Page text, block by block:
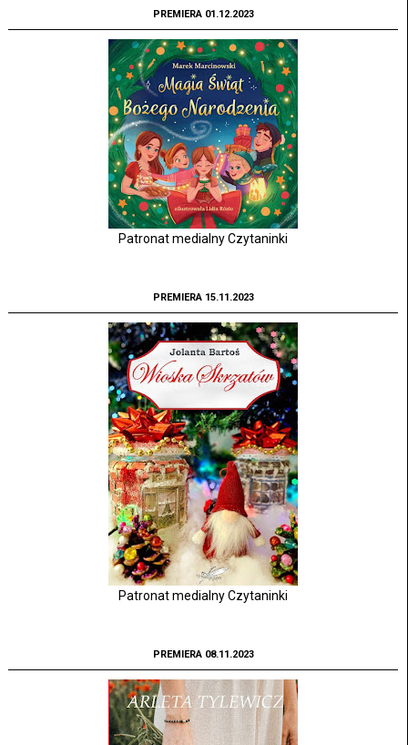
PREMIERA 01.12.2023
Patronat medialny Czytaninki
PREMIERA 15.11.2023
Patronat medialny Czytaninki
PREMIERA 08.11.2023